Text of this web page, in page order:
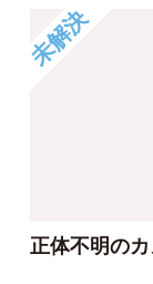
未解決